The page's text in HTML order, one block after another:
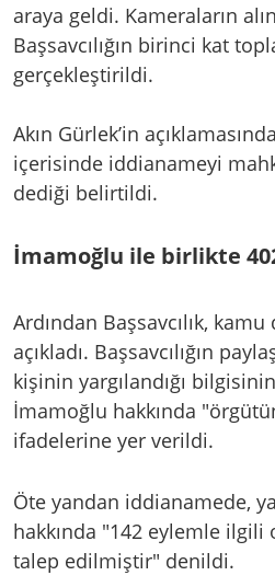
araya geldi. Kameraların
Başsavcılığın birinci kat
gerçekleştirildi.
Akın Gürlek’in
içerisinde iddianameyi
dediği belirtildi.
İmamoğlu ile birlikte
Ardından Başsavcılık, kamu
açıkladı. Başsavcılığın
kişinin yargılandığı
İmamoğlu hakkında
ifadelerine yer verildi.
Öte yandan iddianamede,
hakkında "142 eylemle ilgili
talep edilmiştir" denildi.